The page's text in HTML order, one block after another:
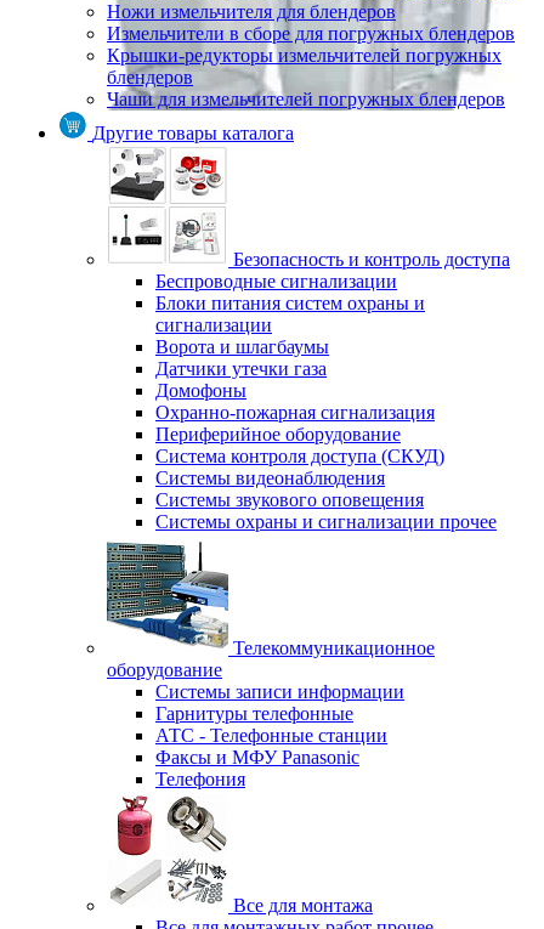
Ножи измельчителя для блендеров
Измельчители в сборе для погружных блендеров
Крышки-редукторы измельчителей погружных
блендеров
Чаши для измельчителей погружных блендеров
Другие товары каталога
Безопасность и контроль доступа
Беспроводные сигнализации
Блоки питания систем охраны и
сигнализации
Ворота и шлагбаумы
Датчики утечки газа
Домофоны
Охранно-пожарная сигнализация
Периферийное оборудование
Система контроля доступа (СКУД)
Системы видеонаблюдения
Системы звукового оповещения
Системы охраны и сигнализации прочее
Телекоммуникационное
оборудование
Системы записи информации
Гарнитуры телефонные
АТС - Телефонные станции
Факсы и МФУ Panasonic
Телефония
Все для монтажа